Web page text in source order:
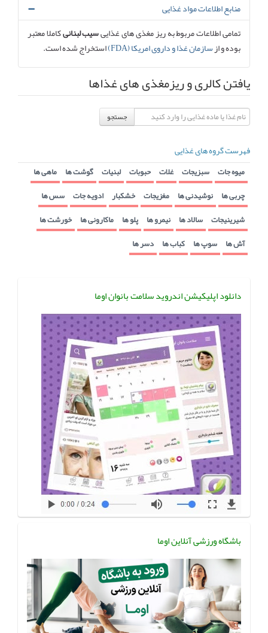
منابع اطلاعات مواد غذایی
تمامی اطلاعات مربوط به ریز مغذی های غذاییسیب لبنانیکاملا معتبر
بوده و ازسازمان غذا و داروی امریکا (FDA) استخراج شده است.
یافتن کالری و ریزمغذی های غذاها
جستجو
فهرست گروه های غذایی
میوه جات سبزیجات غلات حبوبات لبنیات گوشت ها ماهی ها
چربی ها نوشیدنی ها مغزیجات خشکبار ادویه جات سس ها
شیرینیجات سالاد ها نیمرو ها پلو ها ماکارونی ها خورشت ها
آش ها سوپ ها کباب ها دسر ها
دانلود اپلیکیشن اندروید سلامت بانوان اوما
باشگاه ورزشی آنلاین اوما